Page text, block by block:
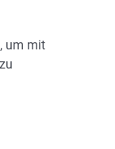
um mit